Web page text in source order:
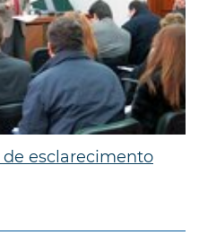
de esclarecimento